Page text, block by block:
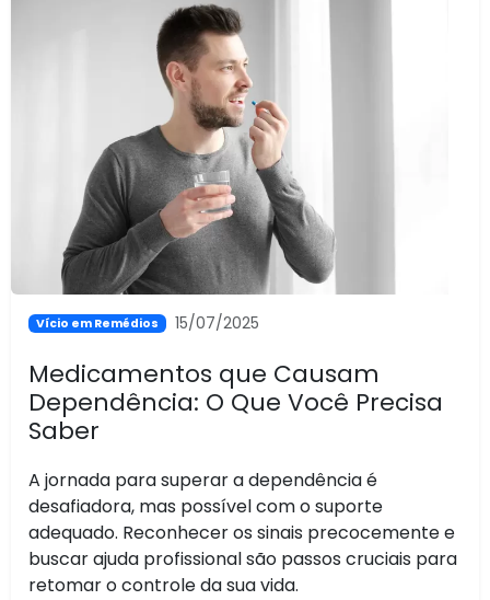
Vício em Remédios 15/07/2025
Medicamentos que Causam
Dependência: O Que Você Precisa
Saber
A jornada para superar a dependência é
desafiadora, mas possível com o suporte
adequado. Reconhecer os sinais precocemente e
buscar ajuda profissional são passos cruciais para
retomar o controle da sua vida.